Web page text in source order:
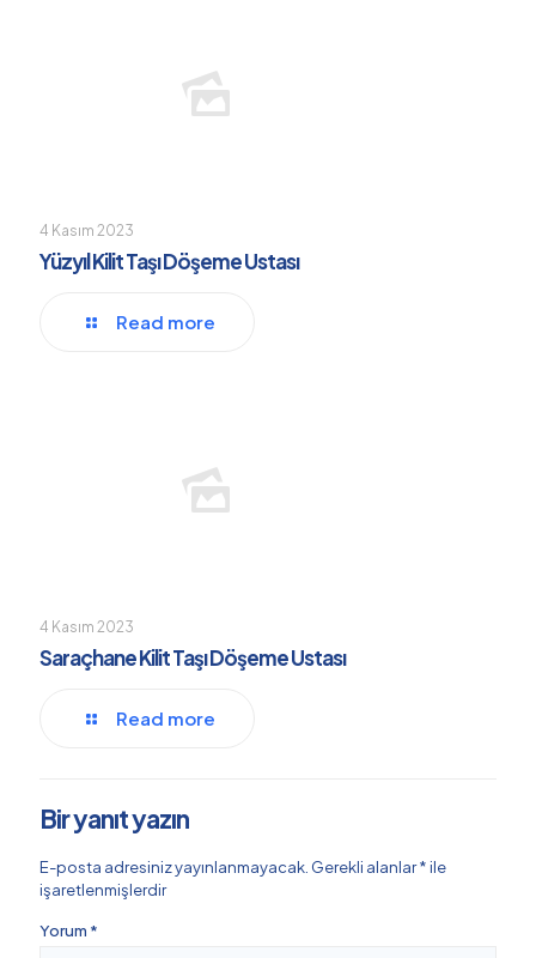
4 Kasım 2023
Yüzyıl Kilit Taşı Döşeme Ustası
Read more
4 Kasım 2023
Saraçhane Kilit Taşı Döşeme Ustası
Read more
Bir yanıt yazın
E-posta adresiniz yayınlanmayacak. Gerekli alanlar*ile
işaretlenmişlerdir
Yorum *